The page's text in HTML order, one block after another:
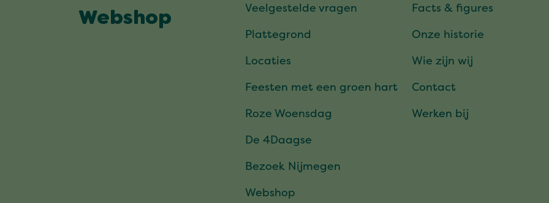
Webshop
Veelgestelde vragen
Plattegrond
Locaties
Feesten met een groen hart
Roze Woensdag
De 4Daagse
Bezoek Nijmegen
Webshop
Facts & figures
Onze historie
Wie zijn wij
Contact
Werken bij